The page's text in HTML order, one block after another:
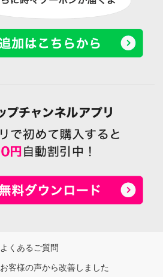
よくあるご質問
お客様の声から改善しました